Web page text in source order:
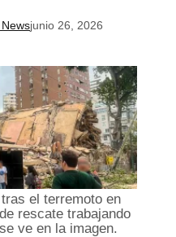
junio 26, 2026
el terremoto en
rescate trabajando
ve en la imagen.